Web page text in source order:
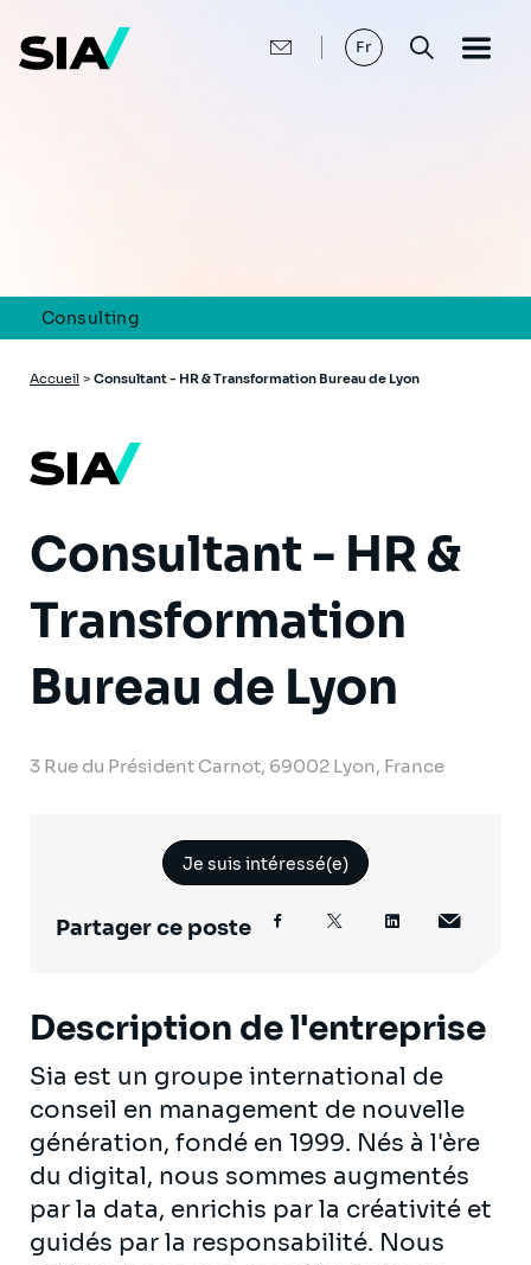
contenu
principal
Fr
Consulting
Fil
Accueil > Consultant - HR & Transformation Bureau de Lyon
Consultant - HR &
Transformation
Bureau de Lyon
3 Rue du Président Carnot, 69002 Lyon, France
Je suis intéressé(e)
Partager ce poste
Description de l'entreprise
Sia est un groupe international de
conseil en management de nouvelle
génération, fondé en 1999. Nés à l'ère
du digital, nous sommes augmentés
par la data, enrichis par la créativité et
guidés par la responsabilité. Nous